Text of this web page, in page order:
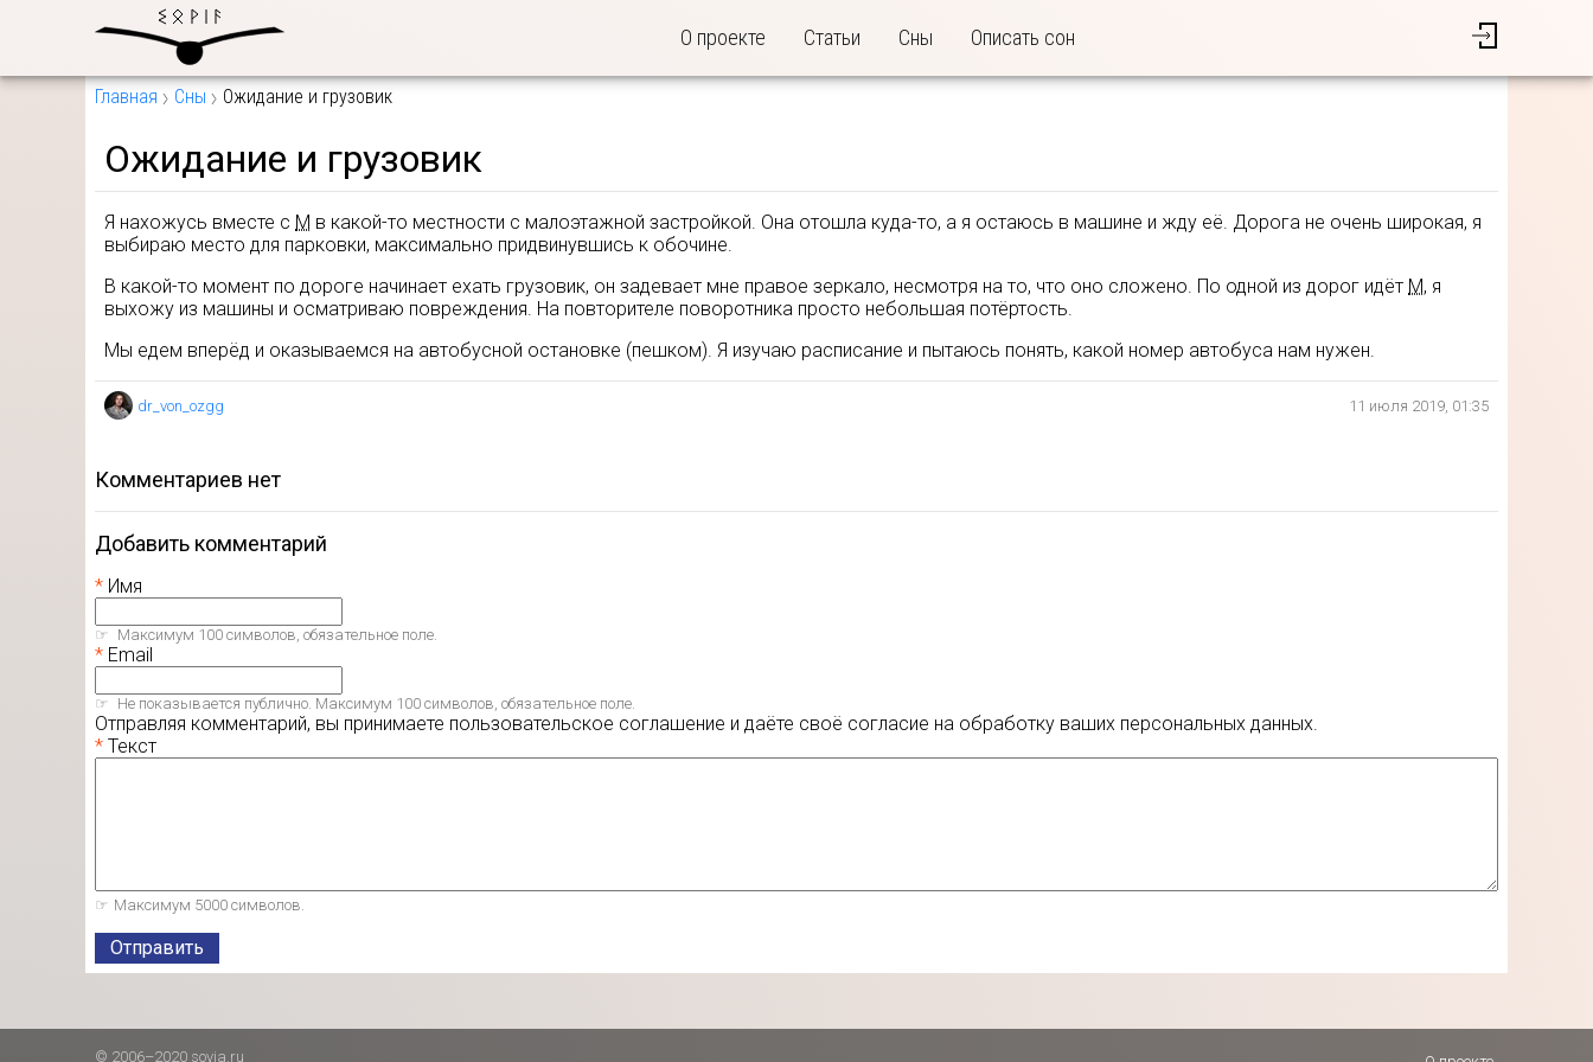
О проекте Статьи Сны Описать сон
Главная Сны Ожидание и грузовик
Ожидание и грузовик
Я нахожусь вместе с М в какой-то местности с малоэтажной застройкой. Она отошла куда-то, а я остаюсь в машине и жду её. Дорога не очень широкая, я
выбираю место для парковки, максимально придвинувшись к обочине.
В какой-то момент по дороге начинает ехать грузовик, он задевает мне правое зеркало, несмотря на то, что оно сложено. По одной из дорог идёт М, я
выхожу из машины и осматриваю повреждения. На повторителе поворотника просто небольшая потёртость.
Мы едем вперёд и оказываемся на автобусной остановке (пешком). Я изучаю расписание и пытаюсь понять, какой номер автобуса нам нужен.
dr_von_ozgg 11 июля 2019, 01:35
комментариев нет
Добавить комментарий
Имя
Максимум 100 символов, обязательное поле.
Email
Не показывается публично. Максимум 100 символов, обязательное поле.
Отправляя комментарий, вы принимаете пользовательское соглашение и даёте своё согласие на обработку ваших персональных данных.
Текст
Максимум 5000 символов.
Отправить
© 2006–2020 sovia.ru